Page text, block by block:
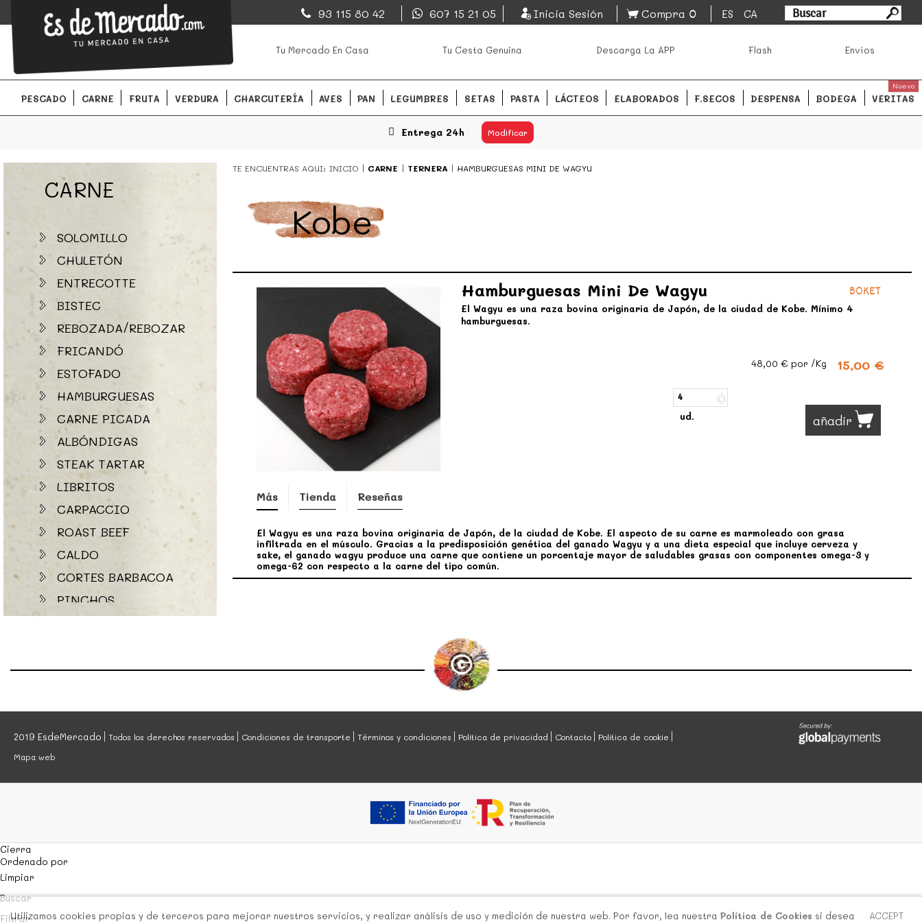
EsDeMercado.com
EsDeMercado.comte lleva a casa los mejores productos de los mejores mercados de
Barcelona y de productores locales.
EsDeMercado.com
Barcelona y de productores locales.
93 115 80 42 607 15 21 05 Inicia Sesión Compra 0 ES CA
Tu Mercado En Casa Tu Cesta Genuina Descarga La APP Flash Envíos
PESCADO CARNE FRUTA VERDURA CHARCUTERÍA AVES PAN LEGUMBRES SETAS PASTA LÁCTEOS ELABORADOS F.SECOS DESPENSA BODEGA VERITAS
Nuevo
Entrega 24h Modificar
CARNE
SOLOMILLO
CHULETÓN
ENTRECOTTE
BISTEC
REBOZADA/REBOZAR
FRICANDÓ
ESTOFADO
HAMBURGUESAS
CARNE PICADA
ALBÓNDIGAS
STEAK TARTAR
LIBRITOS
CARPACCIO
ROAST BEEF
CALDO
CORTES BARBACOA
PINCHOS
TE ENCUENTRAS AQUI: INICIO CARNE TERNERA HAMBURGUESAS MINI DE WAGYU
Kobe
BOKET
Hamburguesas Mini De Wagyu
El Wagyu es una raza bovina originaria de Japón, de la ciudad de Kobe. Mínimo 4
hamburguesas.
15,00 €
48,00 € por /Kg
ud. añadir
Más Tienda Reseñas
El Wagyu es una raza bovina originaria de Japón, de la ciudad de Kobe. El aspecto de su carne es marmoleado con grasa
infiltrada en el músculo. Gracias a la predisposición genética del ganado Wagyu y a una dieta especial que incluye cerveza y
sake, el ganado wagyu produce una carne que contiene un porcentaje mayor de saludables grasas con componentes omega-3 y
omega-62 con respecto a la carne del tipo común.
2019 EsdeMercado Todos los derechos reservados Condiciones de transporte Términos y condiciones Política de privacidad Contacto
Política de cookie
Mapa web
ACCEPT
Utilizamos cookies propias y de terceros para mejorar nuestros servicios, y realizar análisis de uso y medición de nuestra web. Por favor, lea nuestra Política de Cookies si desea
Cierra
Ordenado por
Limpiar
Buscar
Filtrar